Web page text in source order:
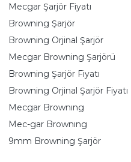
Mecgar Şarjör Fiyatı
Browning Şarjör
Browning Orjinal Şarjör
Mecgar Browning Şarjörü
Browning Şarjör Fiyatı
Browning Orjinal Şarjör Fiyatı
Mecgar Brownıng
Mec-gar Brownıng
9mm Browning Şarjör